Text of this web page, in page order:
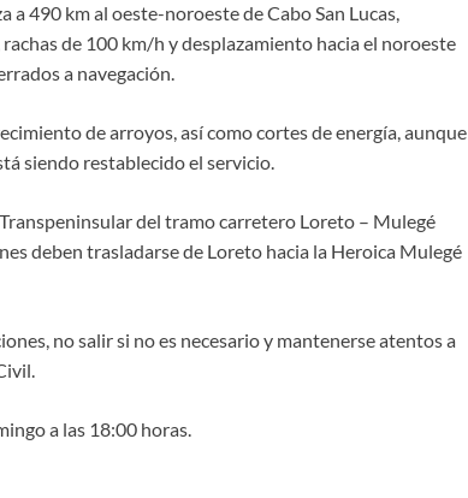
a 490 km al oeste-noroeste de Cabo San Lucas,
de 100 km/h y desplazamiento hacia el noroeste
a navegación.
de arroyos, así como cortes de energía, aunque
siendo restablecido el servicio.
del tramo carretero Loreto – Mulegé
deben trasladarse de Loreto hacia la Heroica Mulegé
no salir si no es necesario y mantenerse atentos a
a las 18:00 horas.